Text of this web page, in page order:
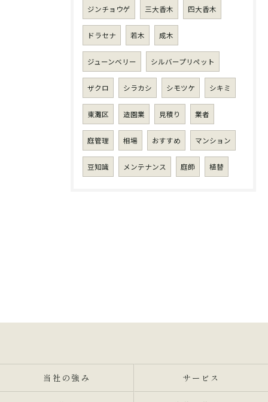
ジンチョウゲ 三大香木 四大香木
ドラセナ 若木 成木
ジューンベリー シルバープリペット
ザクロ シラカシ シモツケ シキミ
東灘区 造園業 見積り 業者
庭管理 相場 おすすめ マンション
豆知識 メンテナンス 庭師 植替
当社の強み サービス